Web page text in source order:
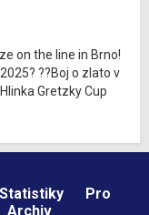
on the line in Brno!
??Boj o zlato v
Gretzky Cup
Statistiky
Pro
Archiv